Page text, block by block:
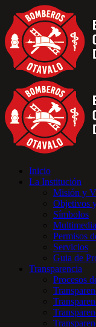
Inicio
La Institución
Misión y
Objetivos
Símbolos
Multimedia
Permisos
Servicios
Guia de
Transparencia
Procesos